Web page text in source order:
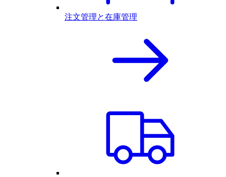
注文管理と在庫管理